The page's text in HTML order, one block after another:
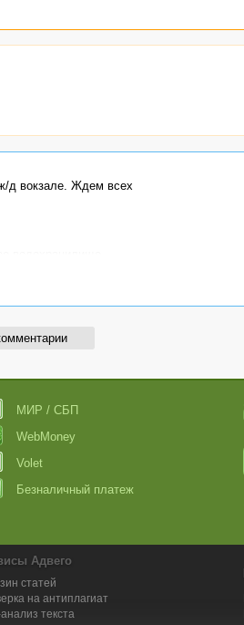
д вокзале. Ждем всех
МИР / СБП
WebMoney
Volet
Безналичный платеж
Адвего
статей
на антиплагиат
текста